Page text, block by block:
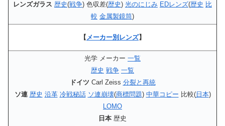
レンズガラス 歴史(戦争) 色収差(歴史) 光のにじみ EDレンズ(歴史 比
較 金属製鏡筒)
【メーカー別レンズ】
光学 メーカー 一覧
歴史 戦争 一覧
ドイツ Carl Zeiss 分裂と再統
ソ連 歴史 沿革 冷戦秘話 ソ連崩壊(商標問題) 中華コピー 比較(日本)
LOMO
日本 歴史